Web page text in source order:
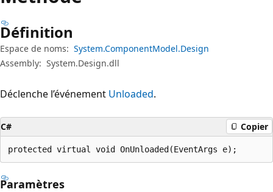
Définition
Espace de noms: System.ComponentModel.Design
Assembly: System.Design.dll
Déclenche l’événement Unloaded.
C# Copier
protected virtual void OnUnloaded(EventArgs e);
Paramètres